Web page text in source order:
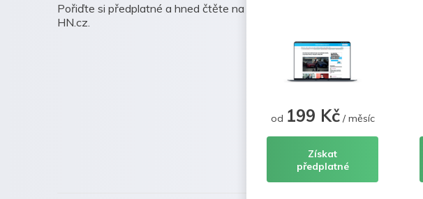
Pořiďte si předplatné a hned čtěte na
HN.cz.
od 199 Kč/ měsíc
Získat
předplatné